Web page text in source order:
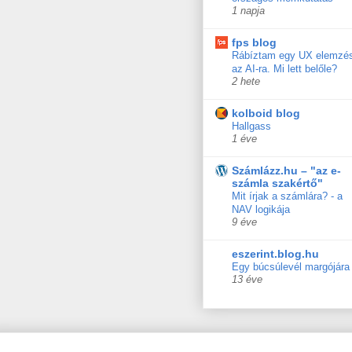
1 napja
fps blog
Rábíztam egy UX
az AI-ra. Mi lett belőle?
2 hete
kolboid blog
Hallgass
1 éve
Számlázz.hu – "az e-
számla szakértő"
Mit írjak a számlára? - a
NAV logikája
9 éve
eszerint.blog.hu
Egy búcsúlevél margójára
13 éve